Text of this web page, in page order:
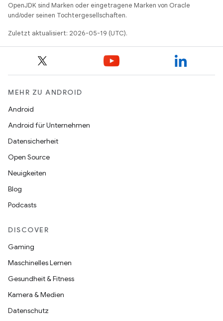
OpenJDK sind Marken oder eingetragene Marken von Oracle
und/oder seinen Tochtergesellschaften.
Zuletzt aktualisiert: 2026-05-19 (UTC).
MEHR ZU ANDROID
Android
Android für Unternehmen
Datensicherheit
Open Source
Neuigkeiten
Blog
Podcasts
DISCOVER
Gaming
Maschinelles Lernen
Gesundheit & Fitness
Kamera & Medien
Datenschutz